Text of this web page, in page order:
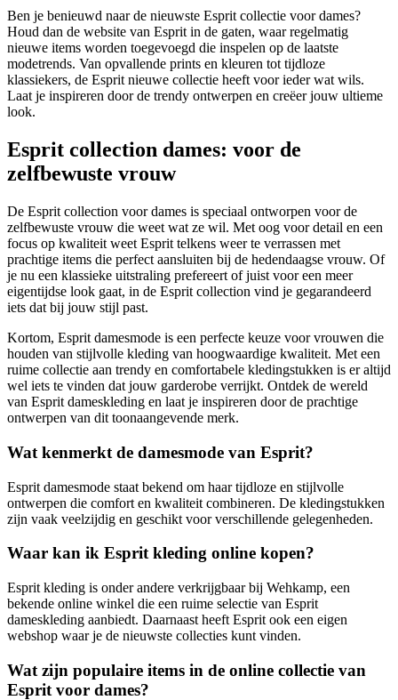
Ben je benieuwd naar de nieuwste Esprit collectie voor dames?
Houd dan de website van Esprit in de gaten, waar regelmatig
nieuwe items worden toegevoegd die inspelen op de laatste
modetrends. Van opvallende prints en kleuren tot tijdloze
klassiekers, de Esprit nieuwe collectie heeft voor ieder wat wils.
Laat je inspireren door de trendy ontwerpen en creëer jouw ultieme
look.
Esprit collection dames: voor de
zelfbewuste vrouw
De Esprit collection voor dames is speciaal ontworpen voor de
zelfbewuste vrouw die weet wat ze wil. Met oog voor detail en een
focus op kwaliteit weet Esprit telkens weer te verrassen met
prachtige items die perfect aansluiten bij de hedendaagse vrouw. Of
je nu een klassieke uitstraling prefereert of juist voor een meer
eigentijdse look gaat, in de Esprit collection vind je gegarandeerd
iets dat bij jouw stijl past.
Kortom, Esprit damesmode is een perfecte keuze voor vrouwen die
houden van stijlvolle kleding van hoogwaardige kwaliteit. Met een
ruime collectie aan trendy en comfortabele kledingstukken is er altijd
wel iets te vinden dat jouw garderobe verrijkt. Ontdek de wereld
van Esprit dameskleding en laat je inspireren door de prachtige
ontwerpen van dit toonaangevende merk.
Wat kenmerkt de damesmode van Esprit?
Esprit damesmode staat bekend om haar tijdloze en stijlvolle
ontwerpen die comfort en kwaliteit combineren. De kledingstukken
zijn vaak veelzijdig en geschikt voor verschillende gelegenheden.
Waar kan ik Esprit kleding online kopen?
Esprit kleding is onder andere verkrijgbaar bij Wehkamp, een
bekende online winkel die een ruime selectie van Esprit
dameskleding aanbiedt. Daarnaast heeft Esprit ook een eigen
webshop waar je de nieuwste collecties kunt vinden.
Wat zijn populaire items in de online collectie van
Esprit voor dames?